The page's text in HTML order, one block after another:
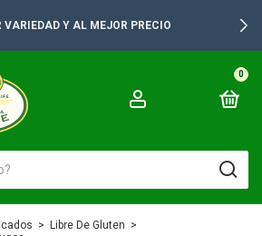
PARA TUS GONDOLAS
0
> Libre De Gluten >